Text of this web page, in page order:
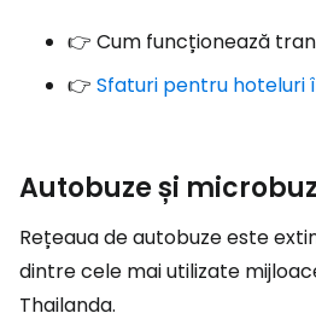
👉 Cum funcționează
👉 Sfaturi pentru hoteluri
Autobuze și
Rețeaua de autobuze este
dintre cele mai utilizate
Thailanda.